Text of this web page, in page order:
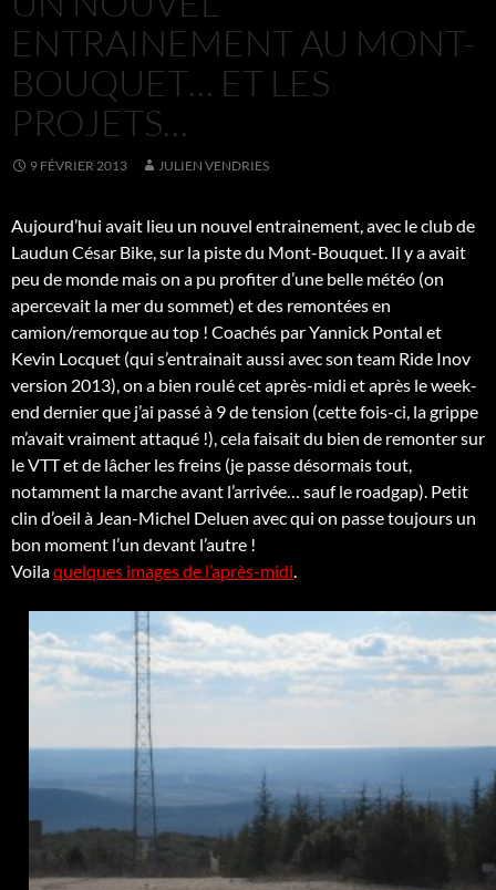
ENTRAINEMENT AU MONT-
BOUQUET… ET LES
PROJETS…
9 FÉVRIER 2013 JULIEN VENDRIES
Aujourd’hui avait lieu un nouvel entrainement, avec le club de
Laudun César Bike, sur la piste du Mont-Bouquet. Il y a avait
peu de monde mais on a pu profiter d’une belle météo (on
apercevait la mer du sommet) et des remontées en
camion/remorque au top ! Coachés par Yannick Pontal et
Kevin Locquet (qui s’entrainait aussi avec son team Ride Inov
version 2013), on a bien roulé cet après-midi et après le week-
end dernier que j’ai passé à 9 de tension (cette fois-ci, la grippe
m’avait vraiment attaqué !), cela faisait du bien de remonter sur
le VTT et de lâcher les freins (je passe désormais tout,
notamment la marche avant l’arrivée… sauf le roadgap). Petit
clin d’oeil à Jean-Michel Deluen avec qui on passe toujours un
bon moment l’un devant l’autre !
Voilaquelques images de l’après-midi.